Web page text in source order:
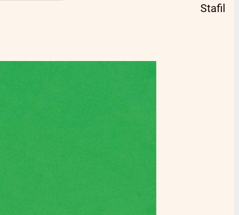
Stafil